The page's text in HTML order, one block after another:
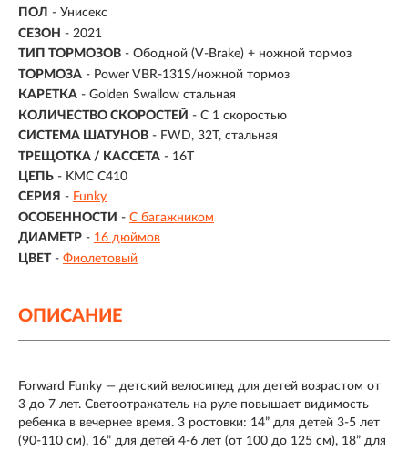
ПОЛ - Унисекс
СЕЗОН - 2021
ТИП ТОРМОЗОВ - Ободной (V-Brake) + ножной тормоз
ТОРМОЗА - Power VBR-131S/ножной тормоз
КАРЕТКА - Golden Swallow стальная
КОЛИЧЕСТВО СКОРОСТЕЙ - С 1 скоростью
СИСТЕМА ШАТУНОВ - FWD, 32T, cтальная
ТРЕЩОТКА / КАССЕТА - 16T
ЦЕПЬ - KMC C410
СЕРИЯ - Funky
ОСОБЕННОСТИ - С багажником
ДИАМЕТР - 16 дюймов
ЦВЕТ - Фиолетовый
ОПИСАНИЕ
Forward Funky — детский велосипед для детей возрастом от
3 до 7 лет. Светоотражатель на руле повышает видимость
ребенка в вечернее время. 3 ростовки: 14” для детей 3-5 лет
(90-110 см), 16” для детей 4-6 лет (от 100 до 125 см), 18” для